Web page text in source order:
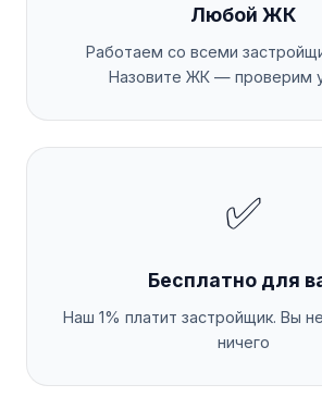
Любой ЖК
Работаем со всеми
Назовите ЖК — проверим
✅
Бесплатно для
Наш 1% платит застройщик. Вы
ничего